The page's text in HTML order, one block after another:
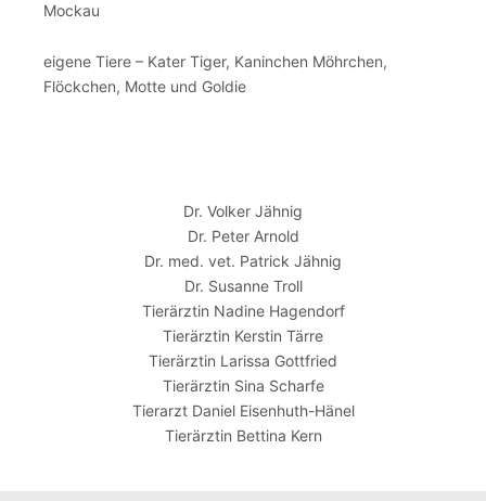
Mockau
eigene Tiere – Kater Tiger, Kaninchen Möhrchen,
Flöckchen, Motte und Goldie
Dr. Volker Jähnig
Dr. Peter Arnold
Dr. med. vet. Patrick Jähnig
Dr. Susanne Troll
Tierärztin Nadine Hagendorf
Tierärztin Kerstin Tärre
Tierärztin Larissa Gottfried
Tierärztin Sina Scharfe
Tierarzt Daniel Eisenhuth-Hänel
Tierärztin Bettina Kern